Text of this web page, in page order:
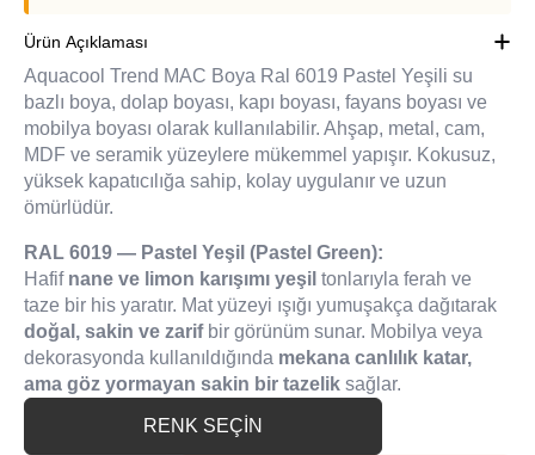
Ürün Açıklaması
Aquacool Trend MAC Boya Ral 6019 Pastel Yeşili su
bazlı boya, dolap boyası, kapı boyası, fayans boyası ve
mobilya boyası olarak kullanılabilir. Ahşap, metal, cam,
MDF ve seramik yüzeylere mükemmel yapışır. Kokusuz,
yüksek kapatıcılığa sahip, kolay uygulanır ve uzun
ömürlüdür.
RAL 6019 — Pastel Yeşil (Pastel Green):
Hafif nane ve limon karışımı yeşil tonlarıyla ferah ve
taze bir his yaratır. Mat yüzeyi ışığı yumuşakça dağıtarak
doğal, sakin ve zarifbir görünüm sunar. Mobilya veya
dekorasyonda kullanıldığında mekana canlılık katar,
ama göz yormayan sakin bir tazelik sağlar.
RENK SEÇİN